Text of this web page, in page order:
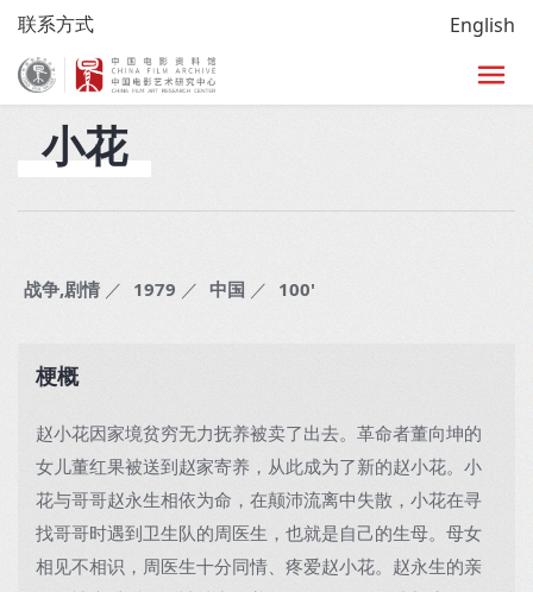
联系方式 English
首页 >馆藏>电影目录查询
小花
战争,剧情 ／ 1979 ／ 中国 ／ 100'
梗概
赵小花因家境贫穷无力抚养被卖了出去。革命者董向坤的
女儿董红果被送到赵家寄养，从此成为了新的赵小花。小
花与哥哥赵永生相依为命，在颠沛流离中失散，小花在寻
找哥哥时遇到卫生队的周医生，也就是自己的生母。母女
相见不相识，周医生十分同情、疼爱赵小花。赵永生的亲